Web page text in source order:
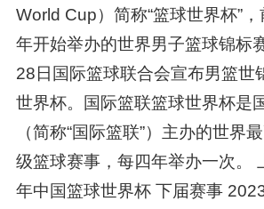
World Cup）简称“篮球世界杯”
年开始举办的世界男子篮球锦标
28日国际篮球联合会宣布男篮世
世界杯。国际篮联篮球世界杯是
（简称“国际篮联”）主办的世界
级篮球赛事，每四年举办一次。
年中国篮球世界杯 下届赛事